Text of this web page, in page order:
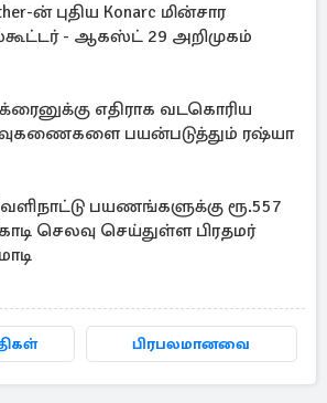
ன் புதிய Konarc மின்சார
- ஆகஸ்ட் 29 அறிமுகம்
எதிராக வடகொரிய
பயன்படுத்தும் ரஷ்யா
பயணங்களுக்கு ரூ.557
செலவு செய்துள்ள பிரதமர்
பிரபலமானவை